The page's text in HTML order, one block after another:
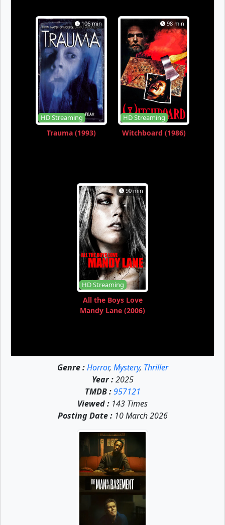
106 min
HD Streaming
Trauma (1993)
98 min
HD Streaming
Witchboard (1986)
90 min
HD Streaming
All the Boys Love
Mandy Lane (2006)
Genre : Horror, Mystery, Thriller
Year :2025
TMDB : 957121
Viewed : 143 Times
Posting Date :10 March 2026